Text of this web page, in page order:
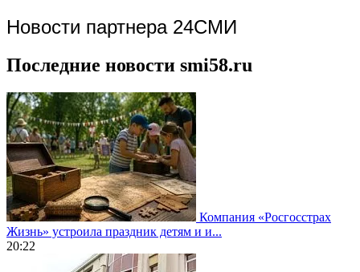
Новости партнера 24СМИ
Последние новости smi58.ru
Компания «Росгосстрах
Жизнь» устроила праздник детям и и...
20:22